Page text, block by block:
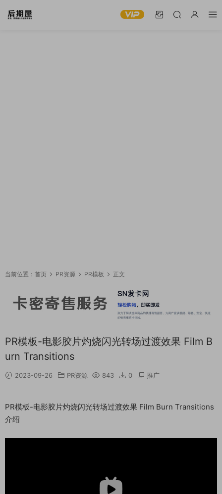
当前位置： 首页 PR资源 PR模板 正文
PR模板-电影胶片灼烧闪光转场过渡效果 Film B
urn Transitions
2023-09-26 PR资源 843 0 推广
PR模板-电影胶片灼烧闪光转场过渡效果 Film Burn Transitions
介绍